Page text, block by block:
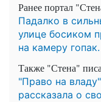
Ранее портал
Падалко в
улице босиком
на камеру
Также "Стена"
"Право на
рассказала о